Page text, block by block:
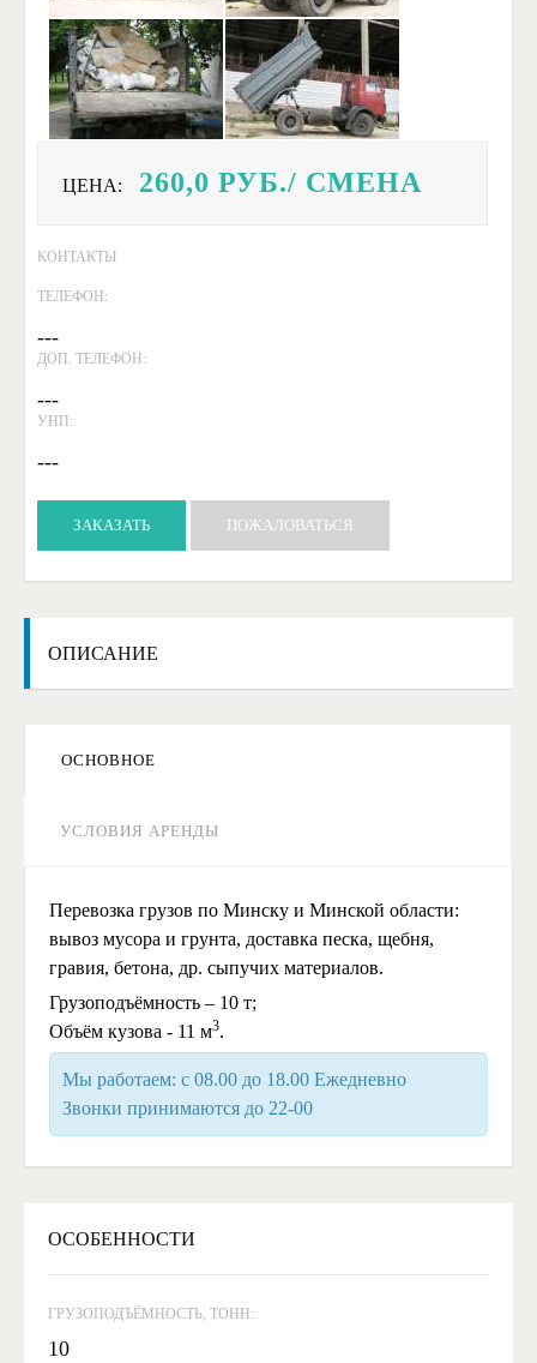
ЦЕНА: 260,0 РУБ./ СМЕНА
КОНТАКТЫ
ТЕЛЕФОН:
---
ДОП. ТЕЛЕФОН:
---
УНП:
---
ЗАКАЗАТЬ ПОЖАЛОВАТЬСЯ
ОПИСАНИЕ
ОСНОВНОЕ
УСЛОВИЯ АРЕНДЫ
Перевозка грузов по Минску и Минской области:
вывоз мусора и грунта, доставка песка, щебня,
гравия, бетона, др. сыпучих материалов.
Грузоподъёмность – 10 т;
Объём кузова - 11 м3.
Мы работаем: с 08.00 до 18.00 Ежедневно
Звонки принимаются до 22-00
ОСОБЕННОСТИ
ГРУЗОПОДЪЁМНОСТЬ, ТОНН:
10